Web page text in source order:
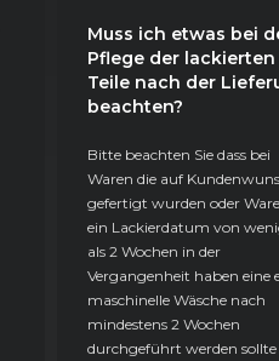
Muss ich etwas bei
Pflege der lackierten
Teile nach der
beachten?
Bitte beachten Sie dass bei
Waren die auf
gefertigt wurden oder
ein Lackierdatum von
als 2 Wochen in der
Vergangenheit haben eine
maschinelle Wäsche nach
mindestens 2 Wochen
durchgeführt werden sollte